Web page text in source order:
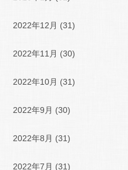
2022年12月 (31)
2022年11月 (30)
2022年10月 (31)
2022年9月 (30)
2022年8月 (31)
2022年7月 (31)